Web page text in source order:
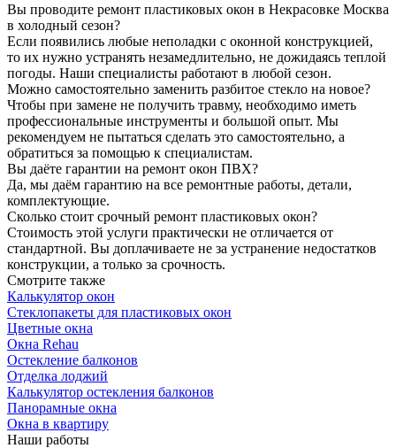
Вы проводите ремонт пластиковых окон в Некрасовке Москва
в холодный сезон?
Если появились любые неполадки с оконной конструкцией,
то их нужно устранять незамедлительно, не дожидаясь теплой
погоды. Наши специалисты работают в любой сезон.
Можно самостоятельно заменить разбитое стекло на новое?
Чтобы при замене не получить травму, необходимо иметь
профессиональные инструменты и большой опыт. Мы
рекомендуем не пытаться сделать это самостоятельно, а
обратиться за помощью к специалистам.
Вы даёте гарантии на ремонт окон ПВХ?
Да, мы даём гарантию на все ремонтные работы, детали,
комплектующие.
Сколько стоит срочный ремонт пластиковых окон?
Стоимость этой услуги практически не отличается от
стандартной. Вы доплачиваете не за устранение недостатков
конструкции, а только за срочность.
Смотрите также
Калькулятор окон
Стеклопакеты для пластиковых окон
Цветные окна
Окна Rehau
Остекление балконов
Отделка лоджий
Калькулятор остекления балконов
Панорамные окна
Окна в квартиру
Наши работы